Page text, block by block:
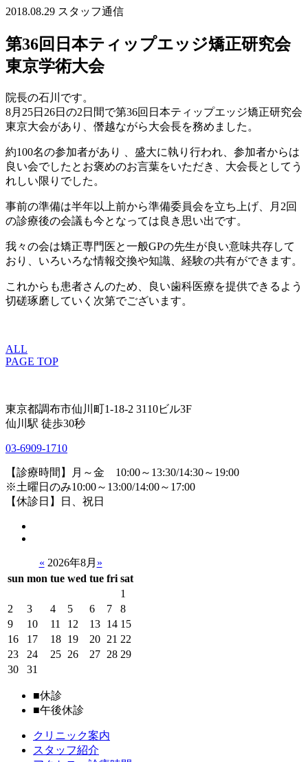
2018.08.29 スタッフ通信
第36回日本ティップエッジ矯正研究会
東京学術大会
院長の石川です。
8月25日26日の2日間で第36回日本ティップエッジ矯正研究会
東京大会があり、僭越ながら大会長を務めました。
約100名の参加者があり 、盛大に執り行われ、参加者からは
良い会でしたとお褒めのお言葉をいただき、大会長としてう
れしい限りでした。
事前の準備は半年以上前から準備委員会を立ち上げ、月2回
の診療後の会議も今となっては良き思い出です。
我々の会は矯正専門医と一般GPの先生が良い意味共存して
おり、いろいろな情報交換や知識、経験の共有ができます。
これからも患者さんのため、良い歯科医療を提供できるよう
切磋琢磨していく次第でございます。
ALL
PAGE TOP
東京都調布市仙川町1-18-2 3110ビル3F
仙川駅 徒歩30秒
03-6909-1710
【診療時間】月～金 10:00～13:30/14:30～19:00
※土曜日のみ10:00～13:00/14:00～17:00
【休診日】日、祝日
« 2026年8月 »
sun mon tue wed tue fri sat
1
2
3 4 5 6 7
8
9
10 11 12 13 14 15
16
17 18 19 20 21 22
23
24 25 26 27 28 29
30
31
■休診
■午後休診
クリニック案内
スタッフ紹介